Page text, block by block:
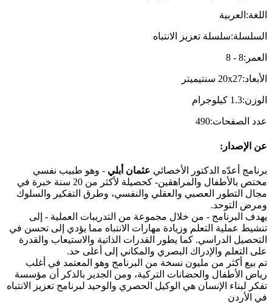
اللغة: العربية
السلسلة:سلسلة تعزيز الانتباه
العمر :
8
-
8
الأبعاد:
20x27 سنتيميتر
الوزن:
1.3 كيلوجرام
عدد الصفحات:
490
عن الإصدار :
برنامج أعدّه الدكتور الأخصائي عثمان أبلي - وهو طبيب نفسي
مختص بالأطفال والمراهقين- كحصيلة لأكثر من 20 سنة خبرة في
مجال التطور العصبي والعقلي والنفسي، وطرق التفكير والسلوك
ومرض التوحد.
يهدف البرنامج - من خلال مجموعة من التدريبات العملية - إلى
تنشيط عملية التعلم وزيادة مهارات الانتباه مما يؤدي إلى تحسن في
التحصيل الدراسي. كما يطور القدرات الذاتية والاستيعاب والقدرة
على التعلم والإدراك البصري والمكاني إلى أعلى حد.
تم بيع أكثر من مليون نسخة من البرنامج وهو المعتمد في أغلب
رياض الأطفال والحضانات التركية، ومن الجدير بالذكر أن مؤسسة
تفكر لبناء الإنسان هي الوكيل الحصري والوحيد لبرنامج تعزيز الانتباه
في الأردن